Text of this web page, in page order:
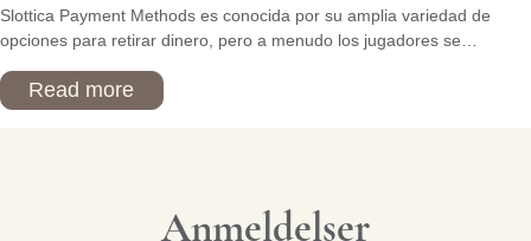
Slottica Payment Methods es conocida por su amplia variedad de
opciones para retirar dinero, pero a menudo los jugadores se…
Read more
Anmeldelser